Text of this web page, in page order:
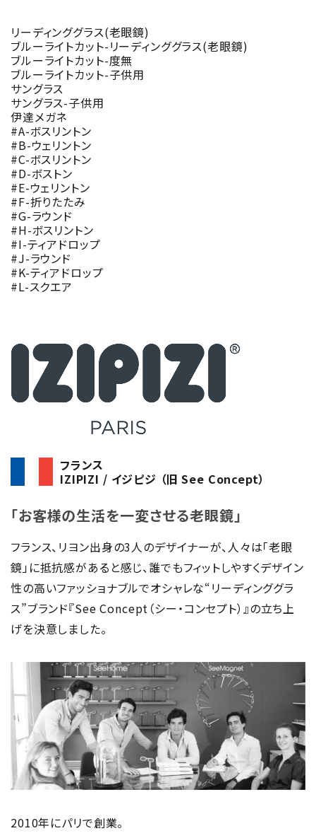
リーディンググラス(老眼鏡)
ブルーライトカット-リーディンググラス(老眼鏡)
ブルーライトカット-度無
ブルーライトカット-子供用
サングラス
サングラス-子供用
伊達メガネ
#A-ボスリントン
#B-ウェリントン
#C-ボスリントン
#D-ボストン
#E-ウェリントン
#F-折りたたみ
#G-ラウンド
#H-ボスリントン
#I-ティアドロップ
#J-ラウンド
#K-ティアドロップ
#L-スクエア
フランス
IZIPIZI / イジピジ （旧 See Concept）
「お客様の生活を一変させる老眼鏡」
フランス、リヨン出身の3人のデザイナーが、人々は「老眼
鏡」に抵抗感があると感じ、誰でもフィットしやすくデザイン
性の高いファッショナブルでオシャレな“リーディンググラ
ス”ブランド『See Concept（シー・コンセプト）』の立ち上
げを決意しました。
2010年にパリで創業。